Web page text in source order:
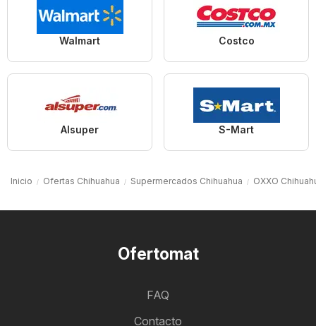
Walmart Costco
Alsuper S-Mart
Inicio Ofertas Chihuahua Supermercados Chihuahua OXXO
Ofertomat
FAQ
Contacto